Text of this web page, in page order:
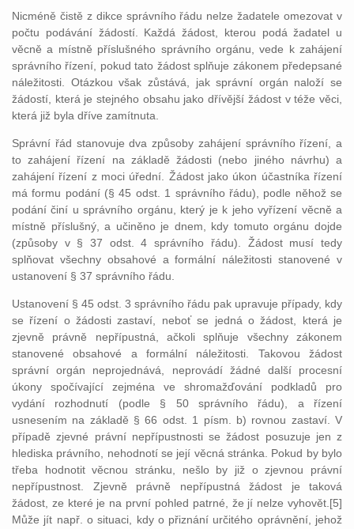
Nicméně čistě z dikce správního řádu nelze žadatele omezovat v
počtu podávání žádostí. Každá žádost, kterou podá žadatel u
věcně a místně příslušného správního orgánu, vede k zahájení
správního řízení, pokud tato žádost splňuje zákonem předepsané
náležitosti. Otázkou však zůstává, jak správní orgán naloží se
žádostí, která je stejného obsahu jako dřívější žádost v téže věci,
která již byla dříve zamítnuta.
Správní řád stanovuje dva způsoby zahájení správního řízení, a
to zahájení řízení na základě žádosti (nebo jiného návrhu) a
zahájení řízení z moci úřední. Žádost jako úkon účastníka řízení
má formu podání (§ 45 odst. 1 správního řádu), podle něhož se
podání činí u správního orgánu, který je k jeho vyřízení věcně a
místně příslušný, a učiněno je dnem, kdy tomuto orgánu dojde
(způsoby v § 37 odst. 4 správního řádu). Žádost musí tedy
splňovat všechny obsahové a formální náležitosti stanovené v
ustanovení § 37 správního řádu.
Ustanovení § 45 odst. 3 správního řádu pak upravuje případy, kdy
se řízení o žádosti zastaví, neboť se jedná o žádost, která je
zjevně právně nepřípustná, ačkoli splňuje všechny zákonem
stanovené obsahové a formální náležitosti. Takovou žádost
správní orgán neprojednává, neprovádí žádné další procesní
úkony spočívající zejména ve shromažďování podkladů pro
vydání rozhodnutí (podle § 50 správního řádu), a řízení
usnesením na základě § 66 odst. 1 písm. b) rovnou zastaví. V
případě zjevné právní nepřípustnosti se žádost posuzuje jen z
hlediska právního, nehodnotí se její věcná stránka. Pokud by bylo
třeba hodnotit věcnou stránku, nešlo by již o zjevnou právní
nepřípustnost. Zjevně právně nepřípustná žádost je taková
žádost, ze které je na první pohled patrné, že jí nelze vyhovět.[5]
Může jít např. o situaci, kdy o přiznání určitého oprávnění, jehož